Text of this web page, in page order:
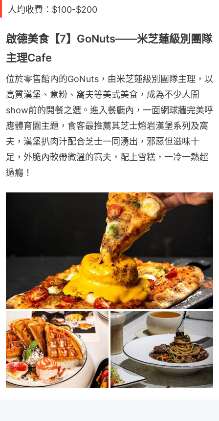
人均收費：$100-$200
啟德美食【7】GoNuts——米芝蓮級別團隊
主理Cafe
位於零售館內的GoNuts，由米芝蓮級別團隊主理，以
高質漢堡、意粉、窩夫等美式美食，成為不少人開
show前的開餐之選。進入餐廳內，一面網球牆完美呼
應體育園主題，食客最推薦其芝士熔岩漢堡系列及窩
夫，漢堡扒肉汁配合芝士一同湧出，邪惡但滋味十
足，外脆內軟帶微溫的窩夫，配上雪糕，一冷一熱超
過癮！